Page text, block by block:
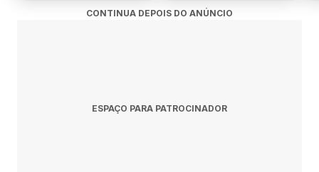
CONTINUA DEPOIS DO ANÚNCIO
ESPAÇO PARA PATROCINADOR